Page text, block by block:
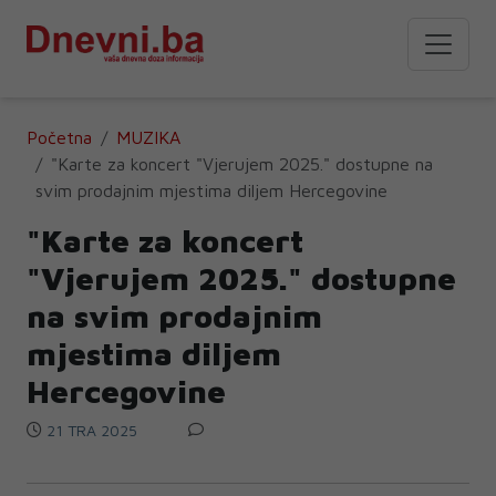
Početna
MUZIKA
"Karte za koncert "Vjerujem 2025." dostupne na
svim prodajnim mjestima diljem Hercegovine
"Karte za koncert
"Vjerujem 2025." dostupne
na svim prodajnim
mjestima diljem
Hercegovine
21 TRA 2025